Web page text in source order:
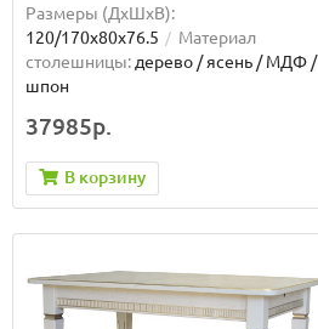
Размеры (ДхШxВ):
120/170х80х76.5
Материал
столешницы: дерево / ясень / МДФ /
шпон
37985р.
В корзину